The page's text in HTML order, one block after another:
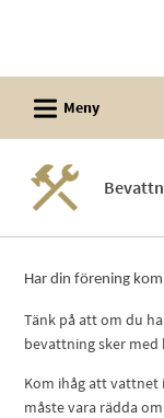
e-
tjänster
-
Tingsryds
kommun
L Meny
Har din förening
Tänk på att om du
bevattning sker
Kom ihåg att vattnet
måste vara rädda